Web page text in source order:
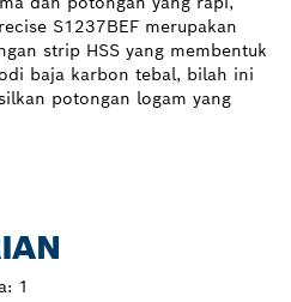
S1237BEF merupakan
strip HSS yang membentuk
baja karbon tebal, bilah ini
potongan logam yang
1